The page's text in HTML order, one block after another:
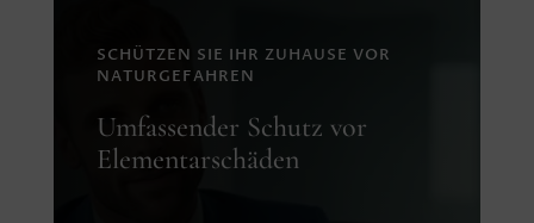
SCHÜTZEN SIE IHR ZUHAUSE VOR
NATURGEFAHREN
Umfassender Schutz vor
Elementarschäden